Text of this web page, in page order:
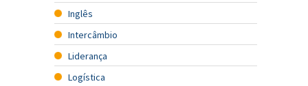
Inglês
Intercâmbio
Liderança
Logística